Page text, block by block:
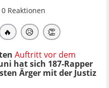
0 Reaktionen
🔥 😥 👏
Auftritt vor dem
hat sich 187-Rapper
Ärger mit der Justiz